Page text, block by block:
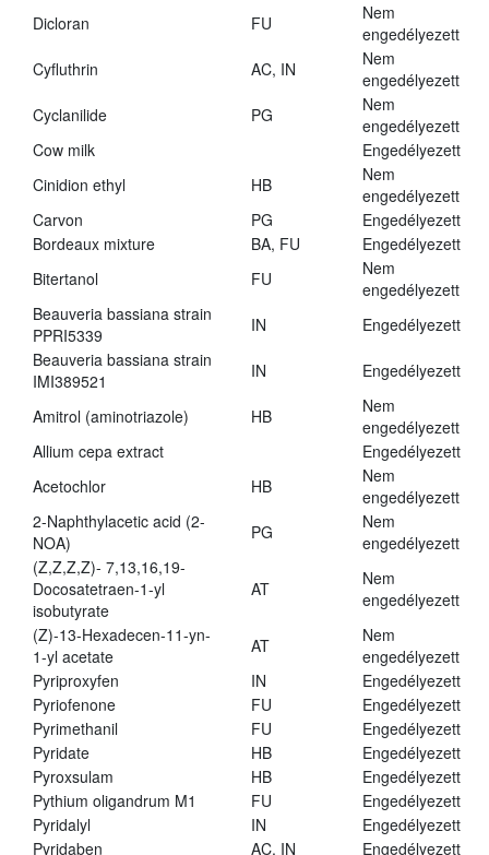
Dicloran
FU
Nem
engedélyezett
Cyfluthrin
AC, IN
Nem
engedélyezett
Cyclanilide
PG
Nem
engedélyezett
Cow milk
Engedélyezett
Cinidion ethyl
HB
Nem
engedélyezett
Carvon
PG
Engedélyezett
Bordeaux mixture
BA, FU
Engedélyezett
Bitertanol
FU
Nem
engedélyezett
Beauveria bassiana strain
PPRI5339
IN
Engedélyezett
Beauveria bassiana strain
IMI389521
IN Engedélyezett
Amitrol (aminotriazole) HB
Nem
engedélyezett
Allium cepa extract
Engedélyezett
Acetochlor
HB
Nem
engedélyezett
2-Naphthylacetic acid (2-
NOA)
PG
Nem
engedélyezett
(Z,Z,Z,Z)- 7,13,16,19-
Docosatetraen-1-yl
isobutyrate
AT
Nem
engedélyezett
(Z)-13-Hexadecen-11-yn-
1-yl acetate
AT
Nem
engedélyezett
Pyriproxyfen
IN
Engedélyezett
Pyriofenone
FU
Engedélyezett
Pyrimethanil
FU
Engedélyezett
Pyridate
HB
Engedélyezett
Pyroxsulam
HB
Engedélyezett
Pythium oligandrum M1
FU
Engedélyezett
Pyridalyl
IN
Engedélyezett
Pyridaben
AC, IN
Engedélyezett